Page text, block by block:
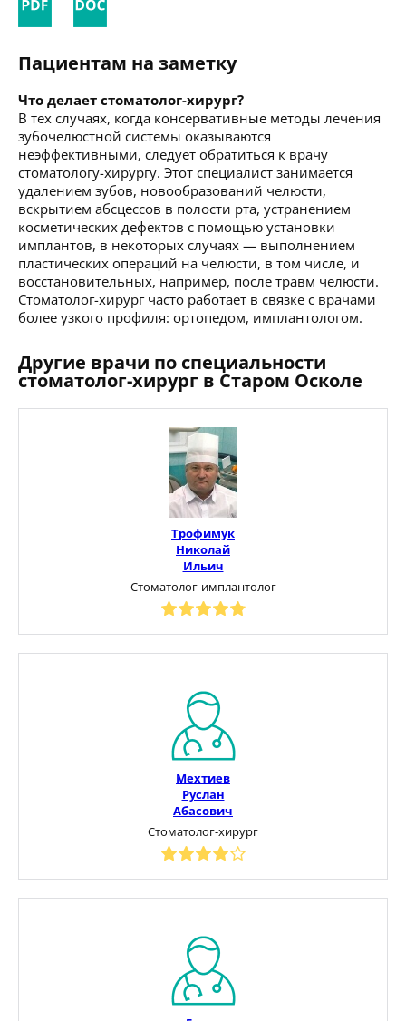
Пациентам на заметку
Что делает стоматолог-хирург?
В тех случаях, когда консервативные методы лечения
зубочелюстной системы оказываются
неэффективными, следует обратиться к врачу
стоматологу-хирургу. Этот специалист занимается
удалением зубов, новообразований челюсти,
вскрытием абсцессов в полости рта, устранением
косметических дефектов с помощью установки
имплантов, в некоторых случаях — выполнением
пластических операций на челюсти, в том числе, и
восстановительных, например, после травм челюсти.
Стоматолог-хирург часто работает в связке с врачами
более узкого профиля: ортопедом, имплантологом.
Другие врачи по специальности
стоматолог-хирург в Старом Осколе
Трофимук
Николай
Ильич
Стоматолог-имплантолог
Мехтиев
Руслан
Абасович
Стоматолог-хирург